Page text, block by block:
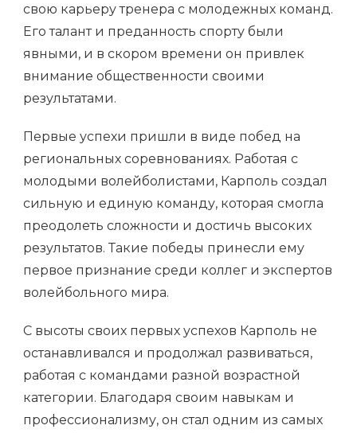
свою карьеру тренера с молодежных команд.
Его талант и преданность спорту были
явными, и в скором времени он привлек
внимание общественности своими
результатами.
Первые успехи пришли в виде побед на
региональных соревнованиях. Работая с
молодыми волейболистами, Карполь создал
сильную и единую команду, которая смогла
преодолеть сложности и достичь высоких
результатов. Такие победы принесли ему
первое признание среди коллег и экспертов
волейбольного мира.
С высоты своих первых успехов Карполь не
останавливался и продолжал развиваться,
работая с командами разной возрастной
категории. Благодаря своим навыкам и
профессионализму, он стал одним из самых